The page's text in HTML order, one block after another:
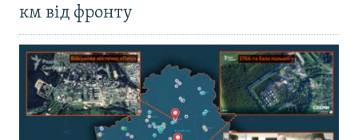
км від фронту